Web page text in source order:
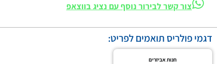
צור קשר לבירור נוסף עם נציג בווצאפ
דגמי פולריס תואמים לפריט:
חנות אביזרים